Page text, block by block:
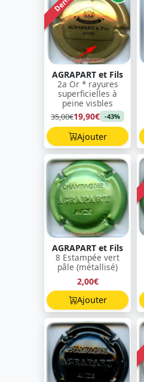
AGRAPART et Fils
2a Or * rayures
superficielles à
peine visbles
35,00€19,90€ -43%
Ajouter
AGRAPART et Fils
8 Estampée vert
pâle (métallisé)
2,00€
Ajouter